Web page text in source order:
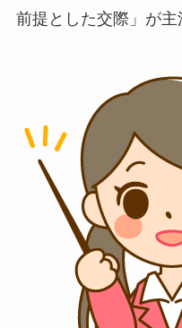
前提とした交際」が主